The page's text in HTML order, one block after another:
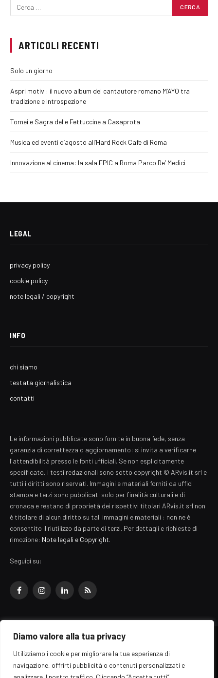
Diamo valore alla tua privacy
Utilizziamo i cookie per migliorare la tua esperienza di
navigazione, offrirti pubblicità o contenuti personalizzati e
ARTICOLI RECENTI
Solo un giorno
Aspri motivi: il nuovo album del cantautore romano M’AYO tra
tradizione e introspezione
Tornei e Sagra delle Fettuccine a Casaprota
Musica ed eventi d’agosto all’Hard Rock Cafe di Roma
Innovazione al cinema: la sala EPIC a Roma Parco De’ Medici
LEGAL
privacy policy
cookie policy
note legali / copyright
INFO
chi siamo
testata giornalistica
contatti
Le informazioni pubblicate sono fornite in buona fede, senza
garanzia di correttezza o aggiornamento: si invita a verificarne
l'attendibilità presso le fonti ufficiali. Se non esplicitamente
specificato, i testi redazionali sono sotto copyright © ARvis.it srl e
tutti i diritti sono riservati. Immagini e materiali forniti da uffici
stampa e terzi sono pubblicati solo per finalità culturali e di
cronaca e restano di proprietà dei rispettivi titolari ARvis.it srl non
è titolare di alcun diritto su tali immagini e materiali : non ne è
consentito il riutilizzo da parte di terzi. Per dettagli e richieste di
rimozione: Note legali e Copyright.
Seguici su:
FacebookInstagramLinkedInRSS
© 2026 EZ Rome Designed by ARvis.it
Il portale EZ Rome e' una testata giornalistica di carattere generalista
registrata al tribunale di Roma - Numero 389/2008